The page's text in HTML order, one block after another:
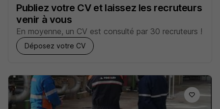
Publiez votre CV et laissez les recruteurs
venir à vous
En moyenne, un CV est consulté par 30 recruteurs !
Déposez votre CV